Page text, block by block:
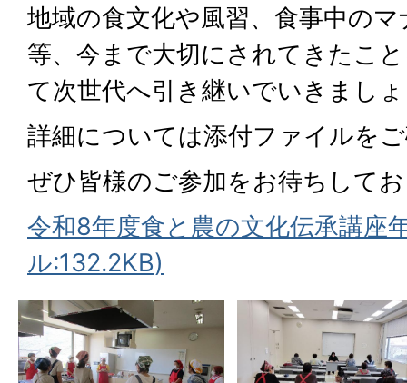
地域の食文化や風習、食事中の
等、今まで大切にされてきたこ
て次世代へ引き継いでいきまし
詳細については添付ファイルを
ぜひ皆様のご参加をお待ちして
令和8年度食と農の文化伝承講座
ル:132.2KB)